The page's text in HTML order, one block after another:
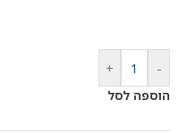
-
+
הוספה לסל